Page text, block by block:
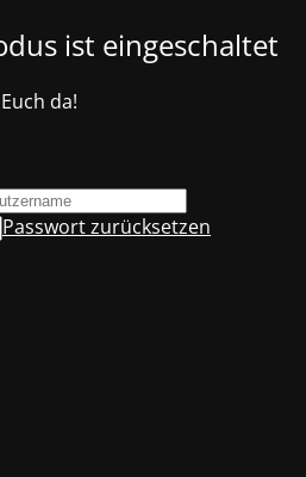
ist eingeschaltet
da!
Passwort zurücksetzen